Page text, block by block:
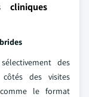
cliniques
des
des visites
le format